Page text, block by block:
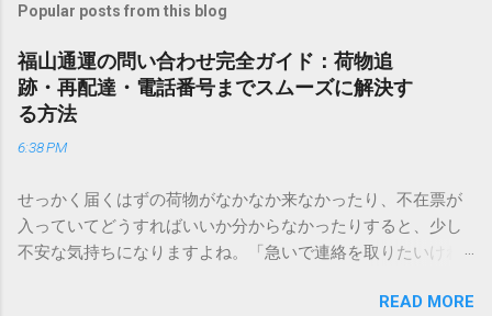
Popular posts from this blog
福山通運の問い合わせ完全ガイド：荷物追
跡・再配達・電話番号までスムーズに解決す
る方法
6:38 PM
せっかく届くはずの荷物がなかなか来なかったり、不在票が
入っていてどうすればいいか分からなかったりすると、少し
不安な気持ちになりますよね。「急いで連絡を取りたいけれ
きできる？」といった疑問を抱える方も多いはずです。 福山
READ MORE